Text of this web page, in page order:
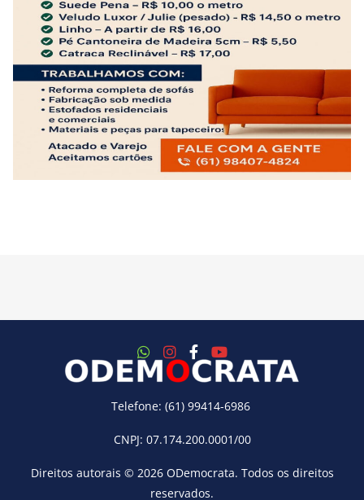
Telefone: (61) 99414-6986
CNPJ: 07.174.200.0001/00
Direitos autorais © 2026 ODemocrata. Todos os direitos
reservados.